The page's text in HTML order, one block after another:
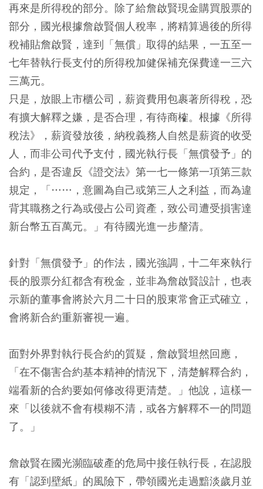
再來是所得稅的部分。除了給詹啟賢現金購買股票的
部分，國光根據詹啟賢個人稅率，將精算過後的所得
稅補貼詹啟賢，達到「無償」取得的結果，一五至一
七年替執行長支付的所得稅加健保補充保費達一三六
三萬元。
只是，放眼上市櫃公司，薪資費用包裹著所得稅，恐
有擴大解釋之嫌，是否合理，有待商榷。根據《所得
稅法》，薪資發放後，納稅義務人自然是薪資的收受
人，而非公司代予支付，國光執行長「無償發予」的
合約，是否違反《證交法》第一七一條第一項第三款
規定，「……，意圖為自己或第三人之利益，而為違
背其職務之行為或侵占公司資產，致公司遭受損害達
新台幣五百萬元。」有待國光進一步釐清。
針對「無償發予」的作法，國光強調，十二年來執行
長的股票分紅都含有稅金，並非為詹啟賢設計，也表
示新的董事會將於六月二十日的股東常會正式確立，
會將新合約重新審視一遍。
面對外界對執行長合約的質疑，詹啟賢坦然回應，
「在不傷害合約基本精神的情況下，清楚解釋合約，
端看新的合約要如何修改得更清楚。」他說，這樣一
來「以後就不會有模糊不清，或各方解釋不一的問題
了。」
詹啟賢在國光瀕臨破產的危局中接任執行長，在認股
有「認到壁紙」的風險下，帶領國光走過黯淡歲月並